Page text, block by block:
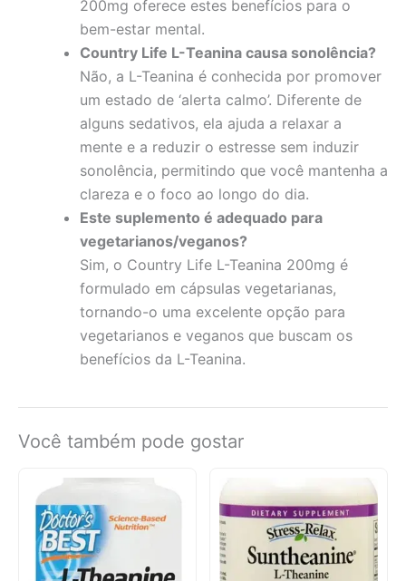
200mg oferece estes benefícios para o
bem-estar mental.
Country Life L-Teanina causa sonolência?
Não, a L-Teanina é conhecida por promover
um estado de ‘alerta calmo’. Diferente de
alguns sedativos, ela ajuda a relaxar a
mente e a reduzir o estresse sem induzir
sonolência, permitindo que você mantenha a
clareza e o foco ao longo do dia.
Este suplemento é adequado para
vegetarianos/veganos?
Sim, o Country Life L-Teanina 200mg é
formulado em cápsulas vegetarianas,
tornando-o uma excelente opção para
vegetarianos e veganos que buscam os
benefícios da L-Teanina.
Você também pode gostar